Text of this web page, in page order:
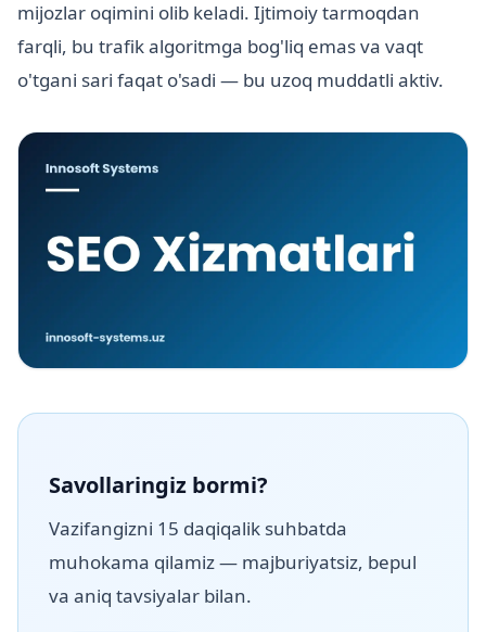
mijozlar oqimini olib keladi. Ijtimoiy tarmoqdan
farqli, bu trafik algoritmga bog'liq emas va vaqt
o'tgani sari faqat o'sadi — bu uzoq muddatli aktiv.
Savollaringiz bormi?
Vazifangizni 15 daqiqalik suhbatda
muhokama qilamiz — majburiyatsiz, bepul
va aniq tavsiyalar bilan.